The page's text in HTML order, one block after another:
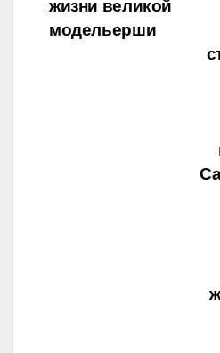
жизни великой
модельерши